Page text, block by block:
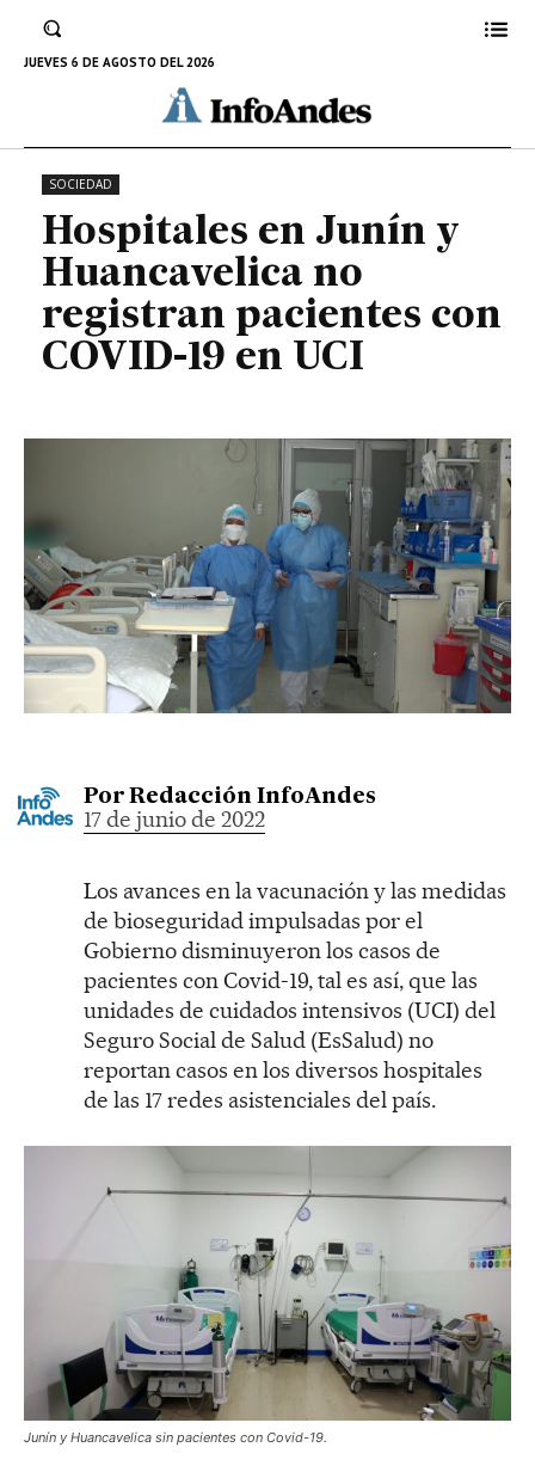
JUEVES 6 DE AGOSTO DEL 2026
pacientes con COVID-19 en UCI
17 DE JUNIO DE 2022
SOCIEDAD
Hospitales en Junín y
Huancavelica no
registran pacientes con
COVID-19 en UCI
Por Redacción InfoAndes
17 de junio de 2022
Los avances en la vacunación y las medidas
de bioseguridad impulsadas por el
Gobierno disminuyeron los casos de
pacientes con Covid-19, tal es así, que las
unidades de cuidados intensivos (UCI) del
Seguro Social de Salud (EsSalud) no
reportan casos en los diversos hospitales
de las 17 redes asistenciales del país.
Junín y Huancavelica sin pacientes con Covid-19.